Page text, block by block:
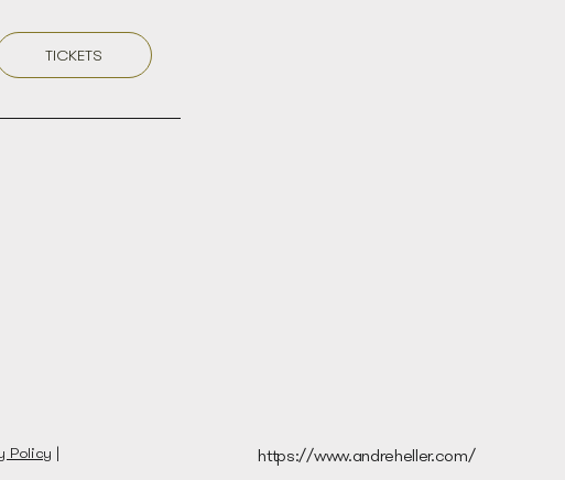
TICKETS
Policy | https://www.andreheller.com/